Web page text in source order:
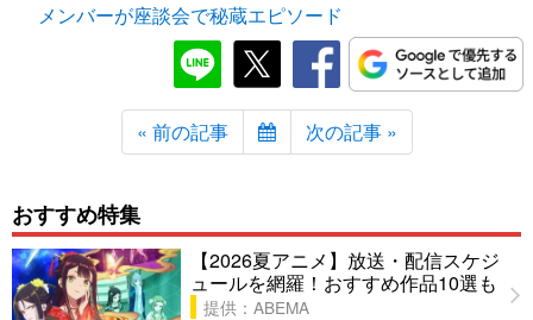
メンバーが座談会で秘蔵エピソード
« 前の記事 次の記事 »
おすすめ特集
【2026夏アニメ】放送・配信スケジ
ュールを網羅！おすすめ作品10選も
提供：ABEMA